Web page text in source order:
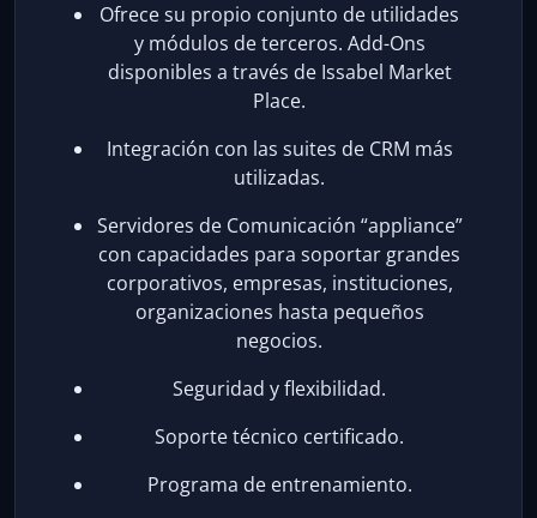
Ofrece su propio conjunto de utilidades
y módulos de terceros. Add-Ons
disponibles a través de Issabel Market
Place.
Integración con las suites de CRM más
utilizadas.
Servidores de Comunicación “appliance”
con capacidades para soportar grandes
corporativos, empresas, instituciones,
organizaciones hasta pequeños
negocios.
Seguridad y flexibilidad.
Soporte técnico certificado.
Programa de entrenamiento.